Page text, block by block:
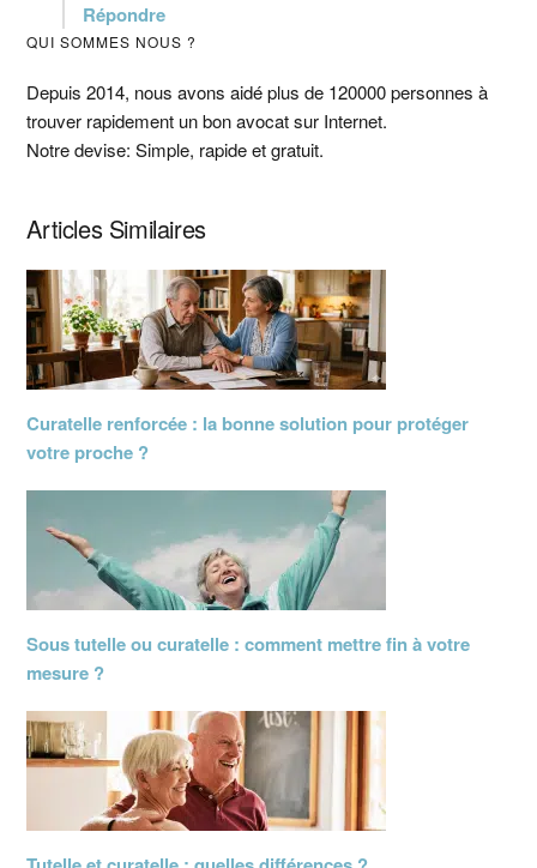
Répondre
Barre
latérale
principale
QUI SOMMES NOUS ?
Depuis 2014, nous avons aidé plus de 120000 personnes à
trouver rapidement un bon avocat sur Internet.
Notre devise: Simple, rapide et gratuit.
Articles Similaires
Curatelle renforcée : la bonne solution pour protéger
votre proche ?
Sous tutelle ou curatelle : comment mettre fin à votre
mesure ?